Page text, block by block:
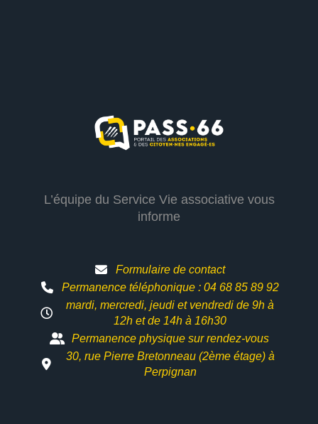
L’équipe du Service Vie associative vous
informe
Formulaire de contact
Permanence téléphonique : 04 68 85 89 92
mardi, mercredi, jeudi et vendredi de 9h à
12h etde 14h à 16h30
Permanence physique sur rendez-vous
30, rue Pierre Bretonneau (2ème étage) à
Perpignan